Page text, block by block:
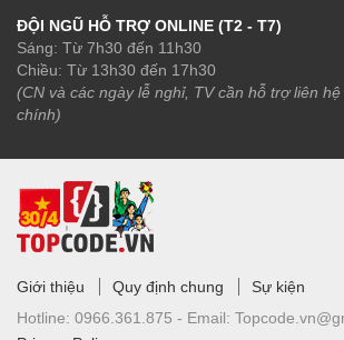
ĐỘI NGŨ HỖ TRỢ ONLINE (T2 - T7)
Sáng: Từ 7h30 đến 11h30
Chiều: Từ 13h30 đến 17h30
(CN và các ngày lễ nghỉ, TV cần hỗ trợ liên
chính)
Giới thiệu Quy định chung
Sự kiện
Hotline: 0966.361.875 - Email: